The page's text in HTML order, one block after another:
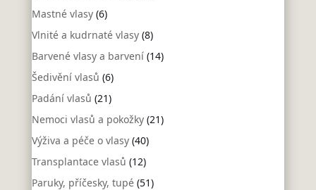
Mastné vlasy(6)
Vlnité a kudrnaté vlasy(8)
Barvené vlasy a barvení(14)
Šedivění vlasů (6)
Padání vlasů (21)
Nemoci vlasů a pokožky(21)
Výživa a péče o vlasy(40)
Transplantace vlasů (12)
Paruky, příčesky, tupé(51)